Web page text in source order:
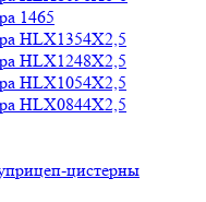
1465
HLX1354X2,5
HLX1248X2,5
HLX1054X2,5
HLX0844X2,5
цистерны